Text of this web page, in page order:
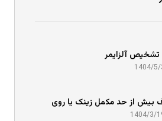
آلزایمر
بیش از حد مکمل زینک یا روی